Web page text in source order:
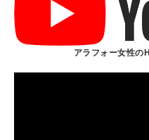
アラフォー女性の